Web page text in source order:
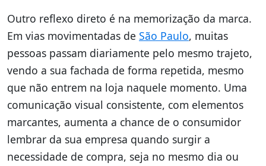
Outro reflexo direto é na memorização da marca.
Em vias movimentadas de São Paulo, muitas
pessoas passam diariamente pelo mesmo trajeto,
vendo a sua fachada de forma repetida, mesmo
que não entrem na loja naquele momento. Uma
comunicação visual consistente, com elementos
marcantes, aumenta a chance de o consumidor
lembrar da sua empresa quando surgir a
necessidade de compra, seja no mesmo dia ou